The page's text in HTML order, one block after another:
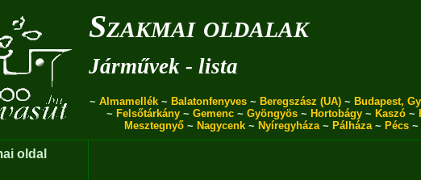
Szakmai oldalak
Járművek - lista
~ Almamellék~ Balatonfenyves~ Beregszász (UA)~ Budapest,
~ Felsőtárkány ~ Gemenc ~ Gyöngyös ~ Hortobágy ~ Kaszó ~
Mesztegnyő~ Nagycenk~ Nyíregyháza~ Pálháza~ Pécs~
oldal